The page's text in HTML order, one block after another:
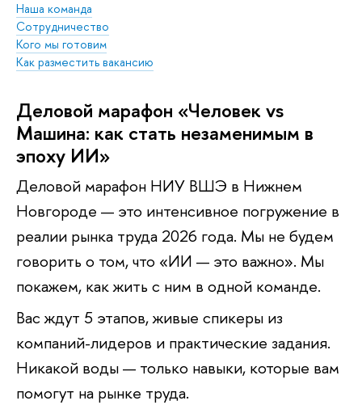
Наша команда
Сотрудничество
Кого мы готовим
Как разместить вакансию
Деловой марафон «Человек vs
Машина: как стать незаменимым
эпоху ИИ»
Деловой марафон НИУ ВШЭ в Нижнем
Новгороде — это интенсивное погружение
реалии рынка труда 2026 года. Мы не будем
оворить о том, что «ИИ — это важно». Мы
покажем, как жить с ним в одной команде.
ас ждут 5 этапов, живые спикеры из
компаний-лидеров и практические задания.
Никакой воды — только навыки, которые вам
помогут на рынке труда.